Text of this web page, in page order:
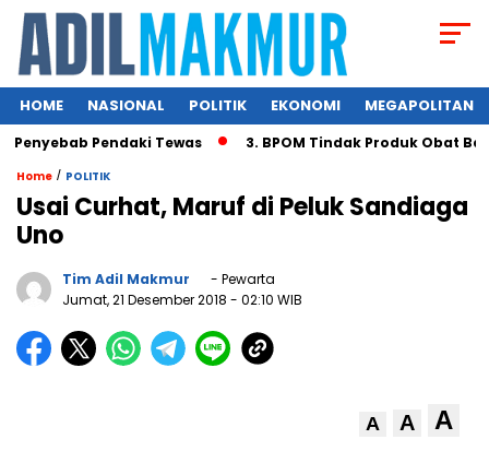
HOME NASIONAL POLITIK EKONOMI MEGAPOLITAN
Pendaki Tewas 3. BPOM Tindak Produk Obat
Home / POLITIK
Usai Curhat, Maruf di Peluk Sandiaga
Uno
Tim Adil Makmur
- Pewarta
Jumat, 21 Desember 2018 - 02:10 WIB
A A A